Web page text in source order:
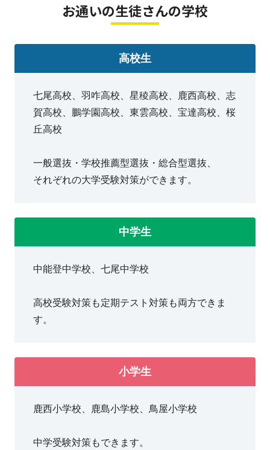
えつつあります。合格の可能性を高めるためにも、目標
の目標に柔軟に対応できます。
一人ひとりに合わせたオリジナルの学習プランでお子さ
まの目標を一緒に達成しましょう！
中能登良川教室 教室長
お通いの生徒さんの学校
高校生
七尾高校、羽咋高校、星稜高校、鹿西高校、志
賀高校、鵬学園高校、東雲高校、宝達高校、桜
丘高校
一般選抜・学校推薦型選抜・総合型選抜、
それぞれの大学受験対策ができます。
中学生
中能登中学校、七尾中学校
高校受験対策も定期テスト対策も両方できま
す。
小学生
鹿西小学校、鹿島小学校、鳥屋小学校
中学受験対策もできます。